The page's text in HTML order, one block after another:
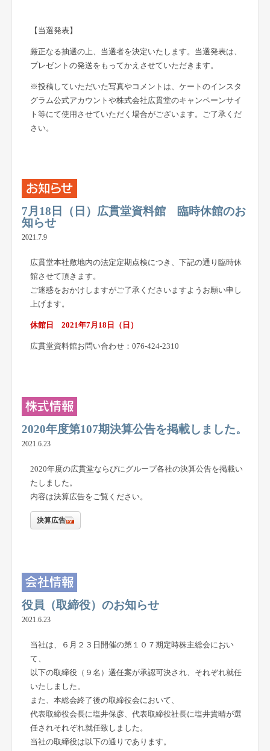
【 当選発表】
厳正なる抽選の上、当選者を決定いたします。当選発表は、
プレゼントの発送をもってかえさせていただきます。
※投稿していただいた写真やコメントは、ケートのインスタ
グラム公式アカウントや株式会社広貫堂のキャンペーンサイ
ト等にて使用させていただく場合がございます。ご了承くだ
さい。
7月18日（日）広貫堂資料館 臨時休館のお
知らせ
2021.7.9
広貫堂本社敷地内の法定定期点検につき、下記の通り臨時休
館させて頂きます。
ご迷惑をおかけしますがご了承くださいますようお願い申し
上げます。
休館日 2021年7月18日（日）
広貫堂資料館お問い合わせ：076-424-2310
2020年度第107期決算公告を掲載しました。
2021.6.23
2020年度の広貫堂ならびにグループ各社の決算公告を掲載い
たしました。
内容は決算広告をご覧ください。
決算広告
役員（取締役）のお知らせ
2021.6.23
当社は、６月２３日開催の第１０７期定時株主総会におい
て、
以下の取締役（９名）選任案が承認可決され、それぞれ就任
いたしました。
また、本総会終了後の取締役会において、
代表取締役会長に塩井保彦、代表取締役社長に塩井貴晴が選
任されそれぞれ就任致しました。
当社の取締役は以下の通りであります。